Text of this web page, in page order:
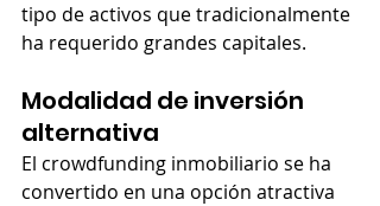
tipo de activos que tradicionalmente
ha requerido grandes capitales.
Modalidad de inversión
alternativa
El crowdfunding inmobiliario se ha
convertido en una opción atractiva